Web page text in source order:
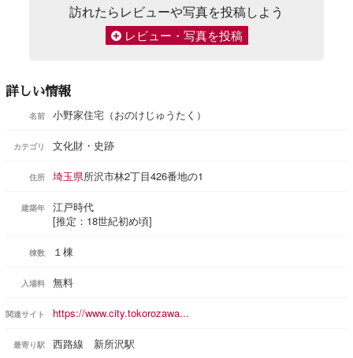
訪れたらレビューや写真を投稿しよう
レビュー・写真を投稿
詳しい情報
名前 小野家住宅（おのけじゅうたく）
カテゴリ 文化財・史跡
住所 埼玉県所沢市林2丁目426番地の1
建築年
江戸時代
[推定：18世紀初め頃]
棟数 １棟
入場料 無料
関連サイト https://www.city.tokorozawa...
最寄り駅 西路線 新所沢駅